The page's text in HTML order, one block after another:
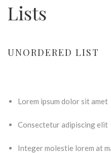
Lists
UNORDERED LIST
Lorem ipsum dolor sit amet
Consectetur adipiscing elit
Integer molestie lorem at